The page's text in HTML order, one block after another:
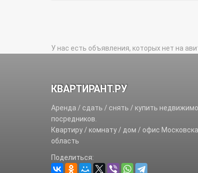
У нас есть объявления, которых нет на
КВАРТИРАНТ.РУ
Аренда / сдать / снять / купить
посредников.
Квартиру / комнату / дом / офис
область
Поделиться: